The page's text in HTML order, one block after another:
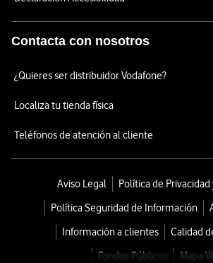
Contacta con nosotros
¿Quieres ser distribuidor Vodafone?
Localiza tu tienda física
Teléfonos de atención al cliente
Aviso Legal
Política de Privacidad
Política Seguridad de Información
Información a clientes
Calidad
Fondos Públicos
Mapa